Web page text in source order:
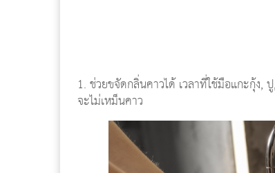
1. ช่วยขจัดกลิ่นคาวได้ เวลาที่ใช้มือแกะกุ้ง,
จะไม่เหม็นคาว